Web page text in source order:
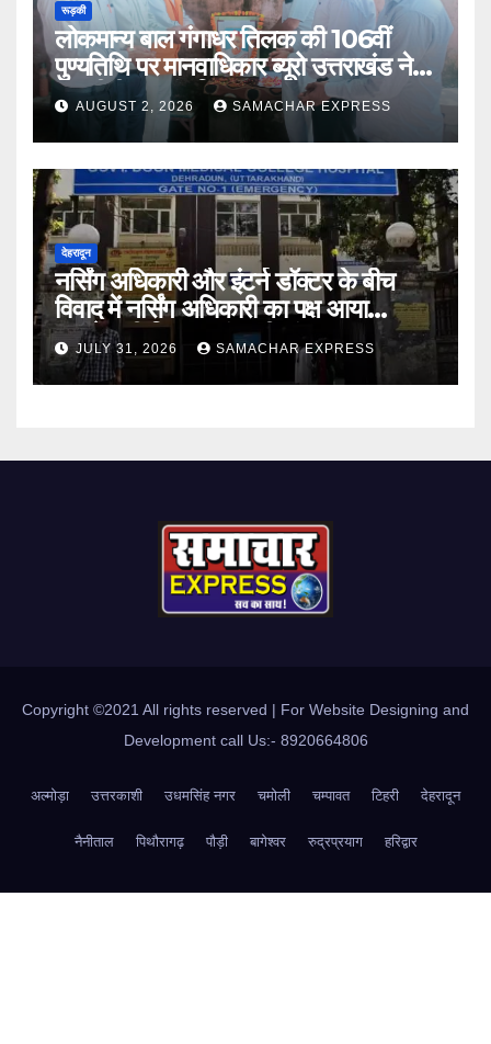
रूड़की
लोकमान्य बाल गंगाधर तिलक की 106वीं
पुण्यतिथि पर मानवाधिकार ब्यूरो उत्तराखंड ने दी
भावभीनी श्रद्धांजलि
AUGUST 2, 2026 SAMACHAR EXPRESS
देहरादून
नर्सिंग अधिकारी और इंटर्न डॉक्टर के बीच
विवाद में नर्सिंग अधिकारी का पक्ष आया
सामने,करी निष्पक्ष जांच की मांग
JULY 31, 2026 SAMACHAR EXPRESS
Copyright ©2021 All rights reserved | For Website Designing and
Development call Us:- 8920664806
अल्मोड़ा उत्तरकाशी उधमसिंह नगर चमोली चम्पावत टिहरी देहरादून
नैनीताल पिथौरागढ़ पौड़ी बागेश्वर रुद्रप्रयाग हरिद्वार